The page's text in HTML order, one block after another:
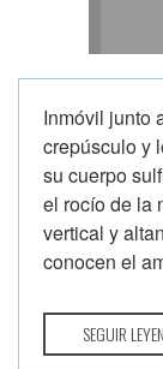
Inmóvil junto
crepúsculo y
su cuerpo
el rocío de la
vertical y
conocen el
SEGUIR